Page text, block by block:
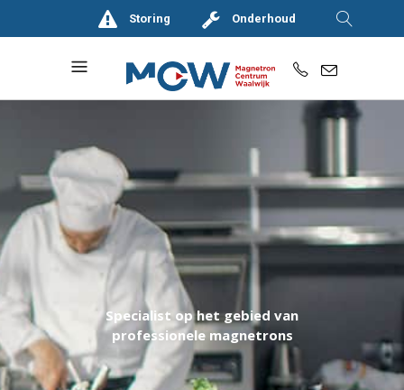
Storing Onderhoud
Specialist op het gebied van
professionele magnetrons